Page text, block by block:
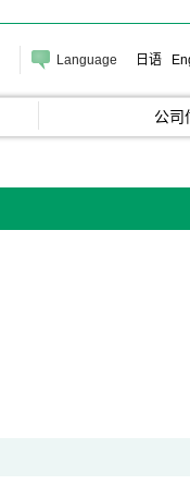
Language 日语
公司